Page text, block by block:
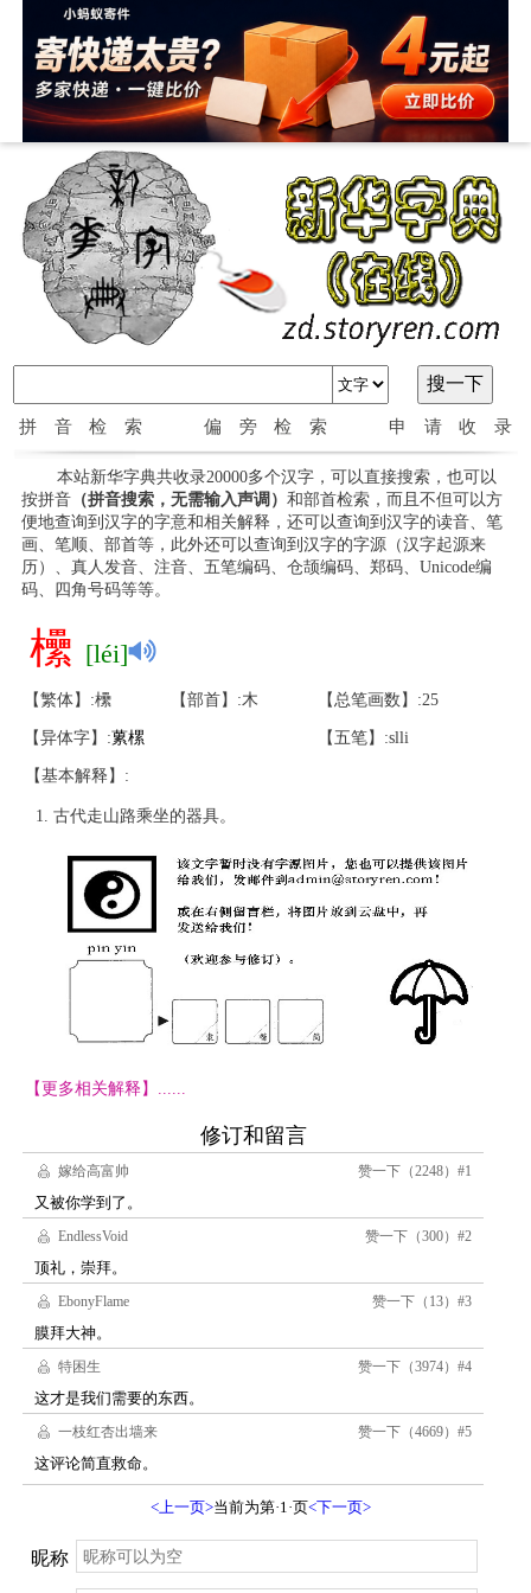
拼音检索 偏旁检索 申请收录
本站新华字典共收录20000多个汉字，可以直接搜索，也可以
按拼音（拼音搜索，无需输入声调） 和部首检索，而且不但可以方
便地查询到汉字的字意和相关解释，还可以查询到汉字的读音、笔
画、笔顺、部首等，此外还可以查询到汉字的字源（汉字起源来
历）、真人发音、注音、五笔编码、仓颉编码、郑码、Unicode编
码、四角号码等等。
欙 [léi]
【繁体】:欙 【部首】:木 【总笔画数】:25
【异体字】:蔂樏 【五笔】:slli
【基本解释】:
古代走山路乘坐的器具。
【更多相关解释】......